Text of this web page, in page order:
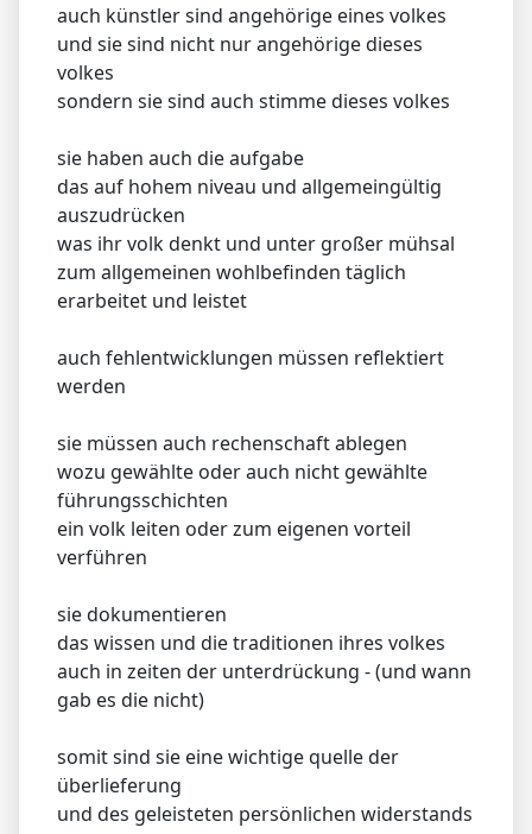
auch künstler sind angehörige eines volkes
und sie sind nicht nur angehörige dieses
volkes
sondern sie sind auch stimme dieses volkes
sie haben auch die aufgabe
das auf hohem niveau und allgemeingültig
auszudrücken
was ihr volk denkt und unter großer mühsal
zum allgemeinen wohlbefinden täglich
erarbeitet und leistet
auch fehlentwicklungen müssen reflektiert
werden
sie müssen auch rechenschaft ablegen
wozu gewählte oder auch nicht gewählte
führungsschichten
ein volk leiten oder zum eigenen vorteil
verführen
sie dokumentieren
das wissen und die traditionen ihres volkes
auch in zeiten der unterdrückung - (und wann
gab es die nicht)
somit sind sie eine wichtige quelle der
überlieferung
und des geleisteten persönlichen widerstands